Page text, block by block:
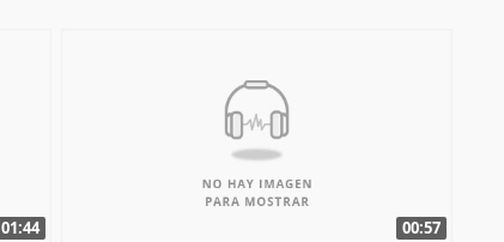
01:44 00:57